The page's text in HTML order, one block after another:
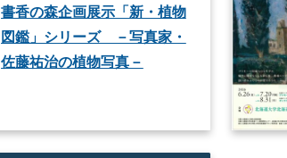
書香の森企画展示「新・植物
図鑑」シリーズ －写真家・
佐藤祐治の植物写真－